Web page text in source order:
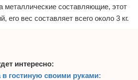
металлические составляющие, этот
его вес составляет всего около 3 кг.
интересно:
в гостиную своими руками: